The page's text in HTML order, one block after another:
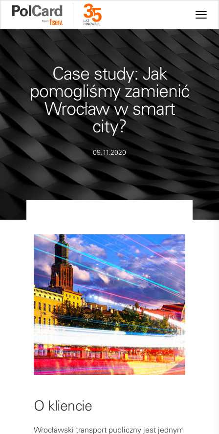
Case study: Jak
pomogliśmy zamienić
Wrocław w smart
city?
09.11.2020
O kliencie
Wrocławski transport publiczny jest jednym